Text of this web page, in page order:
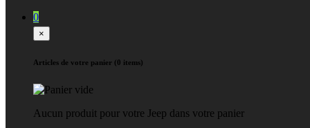
0
×
Articles de votre panier (0 items)
Aucun produit pour votre Jeep dans votre panier